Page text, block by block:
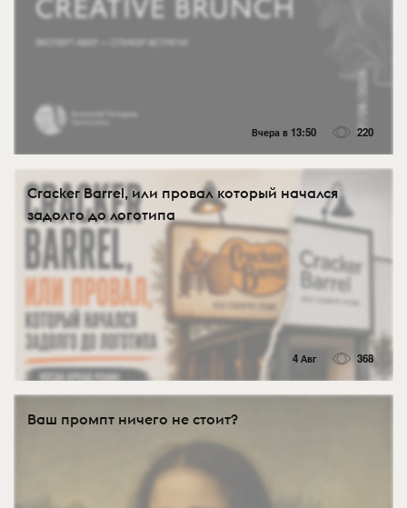
Вчера в 13:50 220
Cracker Barrel, или провал который начался
задолго до логотипа
4 Авг 368
Ваш промпт ничего не стоит?